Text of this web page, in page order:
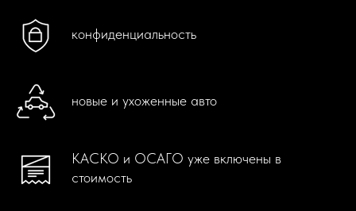
конфиденциальность
новые и ухоженные авто
КАСКО и ОСАГО уже включены в
стоимость